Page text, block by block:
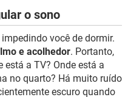
o sono
você de dormir.
e acolhedor. Portanto,
a TV? Onde está a
no quarto? Há muito ruído
escuro quando